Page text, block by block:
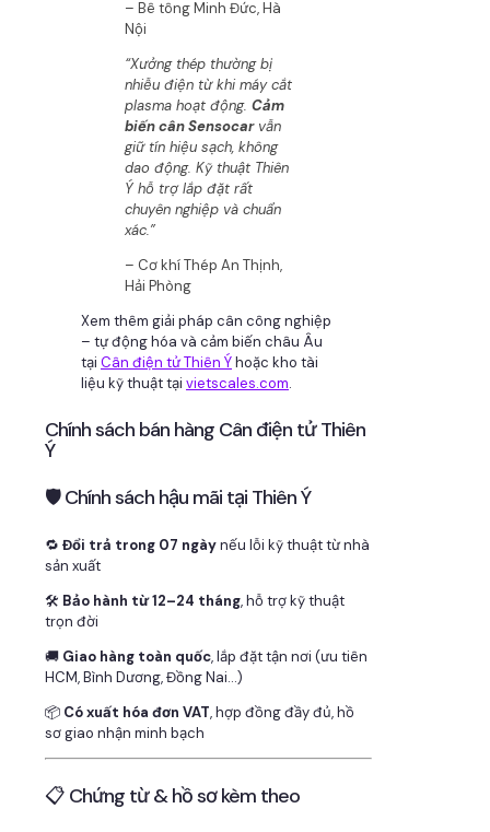
– Bê tông Minh Đức, Hà
Nội
“Xưởng thép thường bị
nhiễu điện từ khi máy cắt
plasma hoạt động. Cảm
biến cân Sensocarvẫn
giữ tín hiệu sạch, không
dao động. Kỹ thuật Thiên
Ý hỗ trợ lắp đặt rất
chuyên nghiệp và chuẩn
xác.”
– Cơ khí Thép An Thịnh,
Hải Phòng
Xem thêm giải pháp cân công nghiệp
– tự động hóa và cảm biến châu Âu
tại Cân điện tử Thiên Ýhoặc kho tài
liệu kỹ thuật tại vietscales.com.
Chính sách bán hàng Cân điện tử Thiên
Ý
🛡 Chính sách hậu mãi tại Thiên Ý
🔁 Đổi trả trong 07 ngàynếu lỗi kỹ thuật từ nhà
sản xuất
🛠 Bảo hành từ 12–24 tháng, hỗ trợ kỹ thuật
trọn đời
🚚 Giao hàng toàn quốc, lắp đặt tận nơi (ưu tiên
HCM, Bình Dương, Đồng Nai…)
📦 Có xuất hóa đơn VAT, hợp đồng đầy đủ, hồ
sơ giao nhận minh bạch
📋 Chứng từ & hồ sơ kèm theo